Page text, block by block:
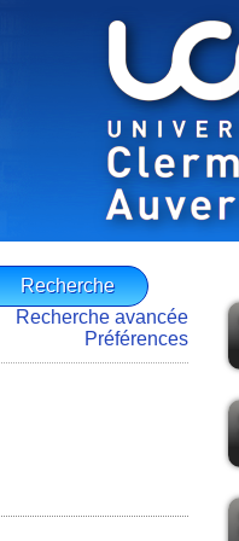
Recherche avancée
Préférences